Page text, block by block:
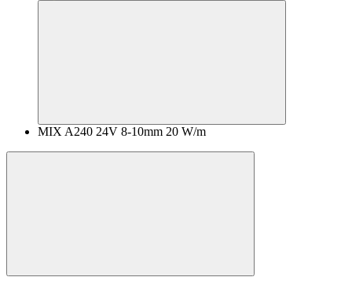
MIX A240 24V 8-10mm 20 W/m